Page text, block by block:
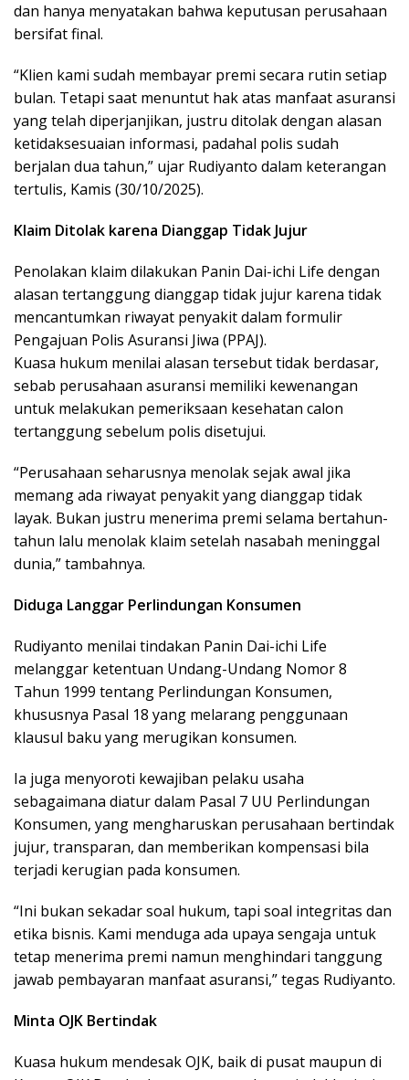
dan hanya menyatakan bahwa keputusan perusahaan
bersifat final.
“Klien kami sudah membayar premi secara rutin setiap
bulan. Tetapi saat menuntut hak atas manfaat asuransi
yang telah diperjanjikan, justru ditolak dengan alasan
ketidaksesuaian informasi, padahal polis sudah
berjalan dua tahun,” ujar Rudiyanto dalam keterangan
tertulis, Kamis (30/10/2025).
Klaim Ditolak karena Dianggap Tidak Jujur
Penolakan klaim dilakukan Panin Dai-ichi Life dengan
alasan tertanggung dianggap tidak jujur karena tidak
mencantumkan riwayat penyakit dalam formulir
Pengajuan Polis Asuransi Jiwa (PPAJ).
Kuasa hukum menilai alasan tersebut tidak berdasar,
sebab perusahaan asuransi memiliki kewenangan
untuk melakukan pemeriksaan kesehatan calon
tertanggung sebelum polis disetujui.
“Perusahaan seharusnya menolak sejak awal jika
memang ada riwayat penyakit yang dianggap tidak
layak. Bukan justru menerima premi selama bertahun-
tahun lalu menolak klaim setelah nasabah meninggal
dunia,” tambahnya.
Diduga Langgar Perlindungan Konsumen
Rudiyanto menilai tindakan Panin Dai-ichi Life
melanggar ketentuan Undang-Undang Nomor 8
Tahun 1999 tentang Perlindungan Konsumen,
khususnya Pasal 18 yang melarang penggunaan
klausul baku yang merugikan konsumen.
Ia juga menyoroti kewajiban pelaku usaha
sebagaimana diatur dalam Pasal 7 UU Perlindungan
Konsumen, yang mengharuskan perusahaan bertindak
jujur, transparan, dan memberikan kompensasi bila
terjadi kerugian pada konsumen.
“Ini bukan sekadar soal hukum, tapi soal integritas dan
etika bisnis. Kami menduga ada upaya sengaja untuk
tetap menerima premi namun menghindari tanggung
jawab pembayaran manfaat asuransi,” tegas Rudiyanto.
Minta OJK Bertindak
Kuasa hukum mendesak OJK, baik di pusat maupun di